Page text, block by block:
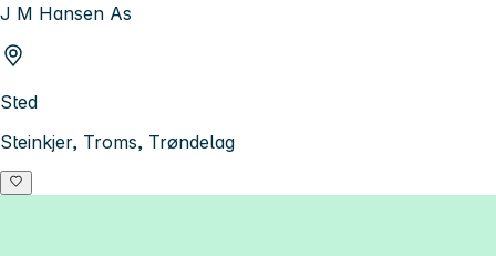
J M Hansen As
Sted
Steinkjer, Troms, Trøndelag